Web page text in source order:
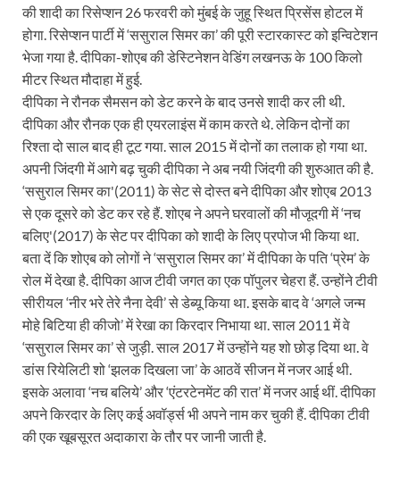
की शादी का रिसेप्‍शन 26 फरवरी को मुंबई के जुहू स्थित प्रिसेंस होटल में
होगा. रिसेप्‍शन पार्टी में ‘ससुराल सिमर का’ की पूरी स्‍टारकास्‍ट को इन्विटेशन
भेजा गया है. दीपिका-शोएब की डेस्टिनेशन वेडिंग लखनऊ के 100 किलो
मीटर स्थित मौदाहा में हुई.
दीपिका ने रौनक सैमसन को डेट करने के बाद उनसे शादी कर ली थी.
दीपिका और रौनक एक ही एयरलाइंस में काम करते थे. लेकिन दोनों का
रिश्‍ता दो साल बाद ही टूट गया. साल 2015 में दोनों का तलाक हो गया था.
अपनी जिंदगी में आगे बढ़ चुकी दीपिका ने अब नयी जिंदगी की शुरुआत की है.
‘ससुराल सिमर का'(2011) के सेट से दोस्त बने दीपिका और शोएब 2013
से एक दूसरे को डेट कर रहे हैं. शोएब ने अपने घरवालों की मौजूदगी में ‘नच
बलिए'(2017) के सेट पर दीपिका को शादी के लिए प्रपोज भी किया था.
बता दें कि शोएब को लोगों ने ‘ससुराल सिमर का’ में दीपिका के पति ‘प्रेम’ के
रोल में देखा है. दीपिका आज टीवी जगत का एक पॉपुलर चेहरा हैं. उन्होंने टीवी
सीरीयल ‘नीर भरे तेरे नैना देवी’ से डेब्‍यू किया था. इसके बाद वे ‘अगले जन्‍म
मोहे बिटिया ही कीजो’ में रेखा का किरदार निभाया था. साल 2011 में वे
‘ससुराल सिमर का’ से जुड़ी. साल 2017 में उन्‍होंने यह शो छोड़ दिया था. वे
डांस रियेलिटी शो ‘झलक दिखला जा’ के आठवें सीजन में नजर आई थी.
इसके अलावा ‘नच बलिये’ और ‘एंटरटेनमेंट की रात’ में नजर आई थीं. दीपिका
अपने किरदार के लिए कई अवॉर्ड्स भी अपने नाम कर चुकी हैं. दीपिका टीवी
की एक खूबसूरत अदाकारा के तौर पर जानी जाती है.